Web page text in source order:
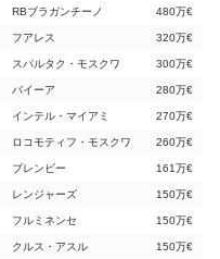
RBブラガンチーノ 480万€
フアレス 320万€
スパルタク・モスクワ 300万€
バイーア 280万€
インテル・マイアミ 270万€
ロコモティフ・モスクワ 260万€
ブレンビー 161万€
レンジャーズ 150万€
フルミネンセ 150万€
クルス・アスル 150万€